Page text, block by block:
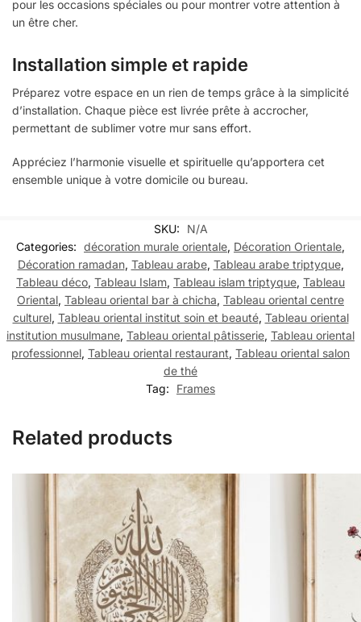
pour les occasions spéciales ou pour montrer votre attention à
un être cher.
Installation simple et rapide
Préparez votre espace en un rien de temps grâce à la simplicité
d’installation. Chaque pièce est livrée prête à accrocher,
permettant de sublimer votre mur sans effort.
Appréciez l’harmonie visuelle et spirituelle qu’apportera cet
ensemble unique à votre domicile ou bureau.
SKU:
N/A
Categories: décoration murale orientale, Décoration Orientale,
Décoration ramadan, Tableau arabe, Tableau arabe triptyque,
Tableau déco, Tableau Islam, Tableau islam triptyque, Tableau
Oriental, Tableau oriental bar à chicha, Tableau oriental centre
culturel, Tableau oriental institut soin et beauté, Tableau oriental
institution musulmane, Tableau oriental pâtisserie, Tableau oriental
professionnel, Tableau oriental restaurant, Tableau oriental salon
de thé
Tag:
Frames
Related products